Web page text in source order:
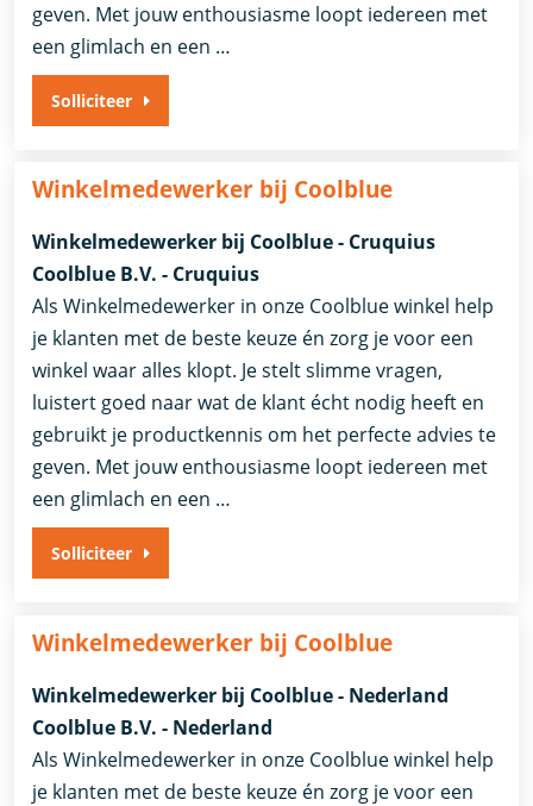
geven. Met jouw enthousiasme loopt iedereen met
een glimlach en een …
Solliciteer
Winkelmedewerker bij Coolblue
Winkelmedewerker bij Coolblue - Cruquius
Coolblue B.V. - Cruquius
Als Winkelmedewerker in onze Coolblue winkel help
je klanten met de beste keuze én zorg je voor een
winkel waar alles klopt. Je stelt slimme vragen,
luistert goed naar wat de klant écht nodig heeft en
gebruikt je productkennis om het perfecte advies te
geven. Met jouw enthousiasme loopt iedereen met
een glimlach en een …
Solliciteer
Winkelmedewerker bij Coolblue
Winkelmedewerker bij Coolblue - Nederland
Coolblue B.V. - Nederland
Als Winkelmedewerker in onze Coolblue winkel help
je klanten met de beste keuze én zorg je voor een